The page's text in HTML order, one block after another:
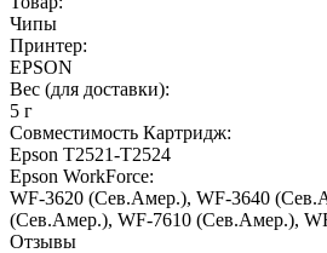
Чипы
Принтер:
EPSON
Вес (для доставки):
5 г
Совместимость Картридж:
Epson T2521-T2524
Epson WorkForce:
WF-3620 (Сев.Амер.), WF-3640
(Сев.Амер.), WF-7610 (Сев.Амер.),
Отзывы